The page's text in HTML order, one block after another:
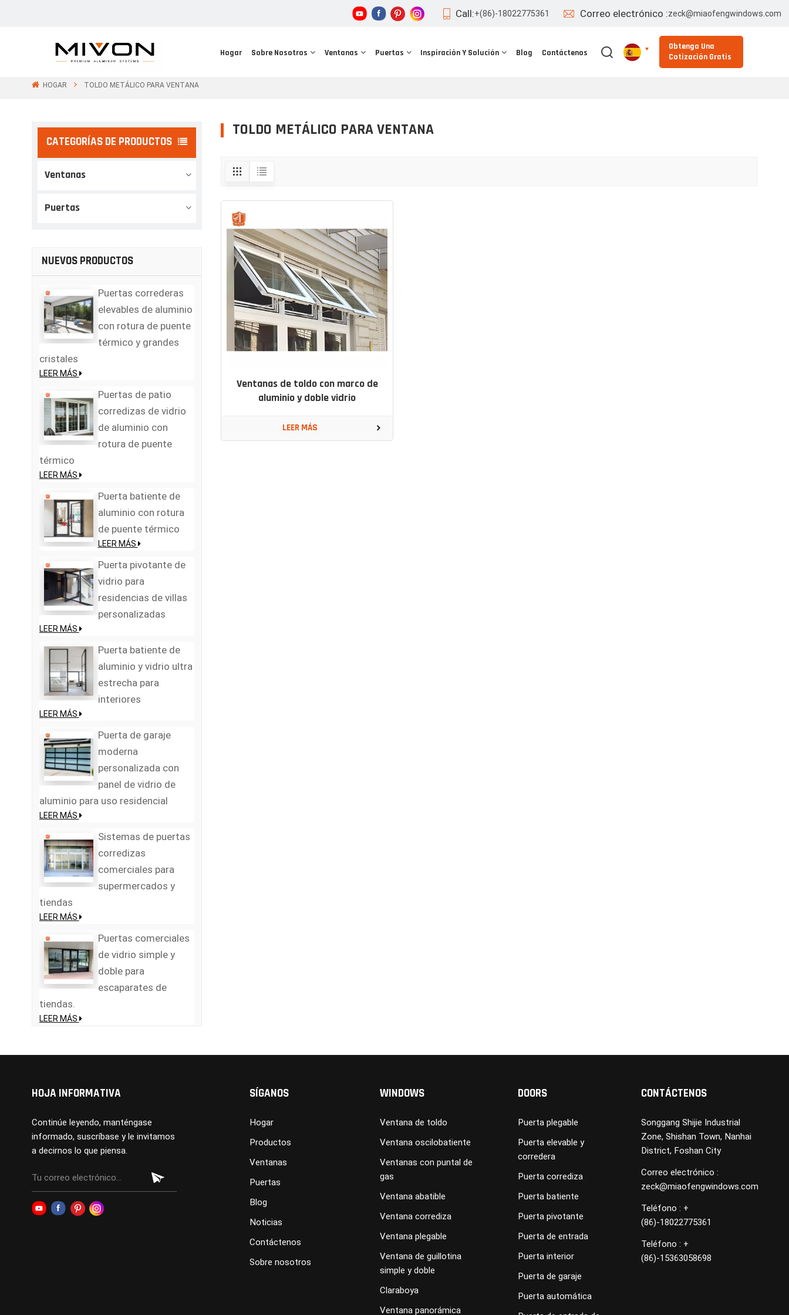
Call:+(86)-18022775361 Correo electrónico :zeck@miaofengwindows.com
Hogar Sobre Nosotros Ventanas Puertas Inspiración Y Solución Blog Contáctenos
Obtenga Una
Cotización Gratis
HOGAR TOLDO METÁLICO PARA VENTANA
CATEGORÍAS DE PRODUCTOS
Ventanas
Puertas
NUEVOS PRODUCTOS
Puertas correderas
elevables de aluminio
con rotura de puente
térmico y grandes
cristales
LEER MÁS
Puertas de patio
corredizas de vidrio
de aluminio con
rotura de puente
térmico
LEER MÁS
Puerta batiente de
aluminio con rotura
de puente térmico
LEER MÁS
Puerta pivotante de
vidrio para
residencias de villas
personalizadas
LEER MÁS
Puerta batiente de
aluminio y vidrio ultra
estrecha para
interiores
LEER MÁS
Puerta de garaje
moderna
personalizada con
panel de vidrio de
aluminio para uso residencial
LEER MÁS
Sistemas de puertas
corredizas
comerciales para
supermercados y
tiendas
LEER MÁS
Puertas comerciales
de vidrio simple y
doble para
escaparates de
tiendas.
LEER MÁS
TOLDO METÁLICO PARA VENTANA
Ventanas de toldo con marco de
aluminio y doble vidrio
LEER MÁS
HOJA INFORMATIVA
Continúe leyendo, manténgase
informado, suscríbase y le invitamos
a decirnos lo que piensa.
SÍGANOS
Hogar
Productos
Ventanas
Puertas
Blog
Noticias
Contáctenos
Sobre nosotros
WINDOWS
Ventana de toldo
Ventana oscilobatiente
Ventanas con puntal de
gas
Ventana abatible
Ventana corrediza
Ventana plegable
Ventana de guillotina
simple y doble
Claraboya
Ventana panorámica
DOORS
Puerta plegable
Puerta elevable y
corredera
Puerta corrediza
Puerta batiente
Puerta pivotante
Puerta de entrada
Puerta interior
Puerta de garaje
Puerta automática
CONTÁCTENOS
Songgang Shijie Industrial
Zone, Shishan Town, Nanhai
District, Foshan City
Correo electrónico :
zeck@miaofengwindows.com
Teléfono : +
(86)-18022775361
Teléfono : +
(86)-15363058698